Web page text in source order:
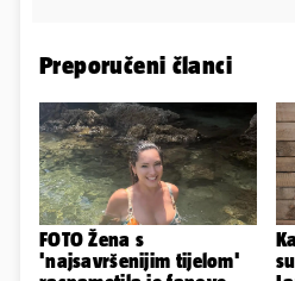
Preporučeni članci
FOTO Žena s
'najsavršenijim tijelom'